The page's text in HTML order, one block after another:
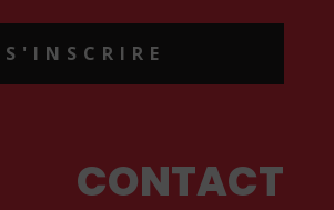
S'INSCRIRE
CONTACT